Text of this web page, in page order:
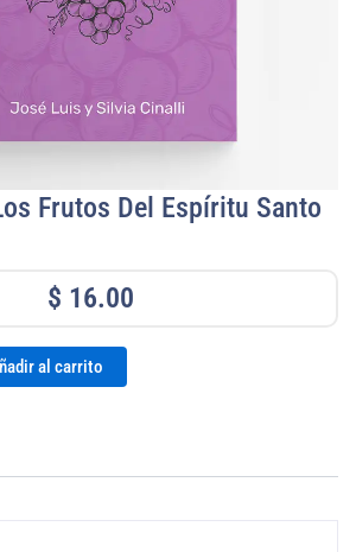
Frutos Del Espíritu Santo
$ 16.00
al carrito